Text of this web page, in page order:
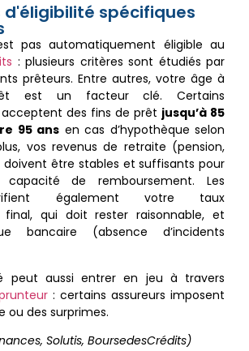
d'éligibilité spécifiques
pas automatiquement éligible au
: plusieurs critères sont étudiés par
prêteurs. Entre autres, votre âge à
est un facteur clé. Certains
des fins de prêt jusqu’à 85
95 ans en cas d’hypothèque selon
vos revenus de retraite (pension,
être stables et suffisants pour
de remboursement. Les
également votre taux
final, qui doit rester raisonnable, et
bancaire (absence d’incidents
peut aussi entrer en jeu à travers
: certains assureurs imposent
ou des surprimes.
Solutis, BoursedesCrédits)